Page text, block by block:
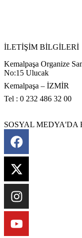
İLETİŞİM BİLGİLERİ
Kemalpaşa Organize
No:15 Ulucak
Kemalpaşa – İZMİR
Tel : 0 232 486 32 00
SOSYAL MEDYA'DA